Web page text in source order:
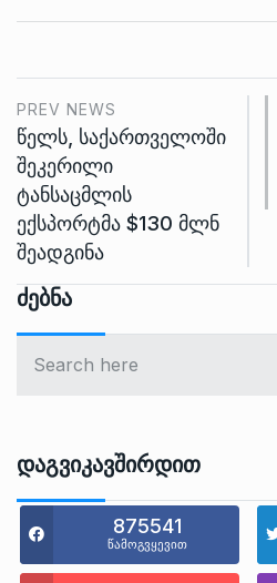
PREV NEWS
წელს, საქართველოში
შეკერილი
ტანსაცმლის
ექსპორტმა $130 მლნ
შეადგინა
Ძებნა
Დაგვიკავშირდით
875541
წამოგვყევით